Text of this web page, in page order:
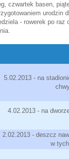
czwartek basen,
urodzin
- rowerek po raz
5.02.2013 - na
4.02.2013 - na
2.02.2013 - deszcz
w